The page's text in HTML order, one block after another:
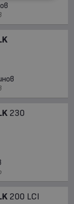
230
200 LCI